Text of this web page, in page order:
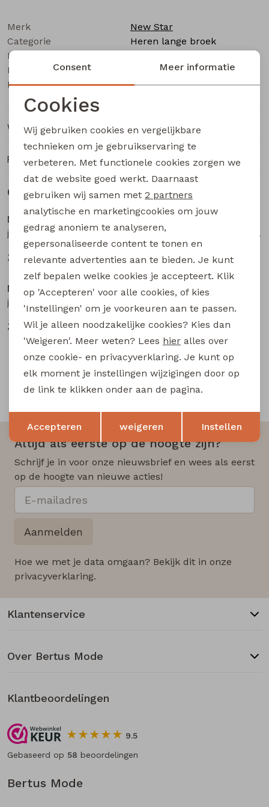
Bermuda's
Piraat broeken
Lange broeken
Merk
New Star
Categorie
Heren lange broek
Leverancierscode
Bestelcode
133000206
Kleur
Black denim
Winkelvoorraad
Ruilen en retourneren
Gerelateerde producten
New Star
j.ville blueblack L30 heren lange broek Black denim
39,99
j.ville blueblack L34 heren lange broek Black denim
39,99
New Star
39,99
New Star
39,99
Snelle en betrouwbare levering
Altijd als eerste op de hoogte zijn?
Schrijf je in voor onze nieuwsbrief en wees als eerst
op de hoogte van nieuwe acties!
Aanmelden
Hoe we met je data omgaan? Bekijk dit in onze
privacyverklaring.
Bertus Mode
Klantenservice
Over Bertus Mode
Klantbeoordelingen
9.5
Gebaseerd op 58 beoordelingen
Noodzakelijke cookies
Analytische cookies
Marketing cookies
Terug Opslaan
Consent Meer informatie
Cookies
Wij gebruiken cookies en vergelijkbare
technieken om je gebruikservaring te
verbeteren. Met functionele cookies zorgen we
dat de website goed werkt. Daarnaast
gebruiken wij samen met 2 partners
analytische en marketingcookies om jouw
gedrag anoniem te analyseren,
gepersonaliseerde content te tonen en
relevante advertenties aan te bieden. Je kunt
zelf bepalen welke cookies je accepteert. Klik
op 'Accepteren' voor alle cookies, of kies
'Instellingen' om je voorkeuren aan te passen.
Wil je alleen noodzakelijke cookies? Kies dan
'Weigeren'. Meer weten? Lees hier alles over
onze cookie- en privacyverklaring. Je kunt op
elk moment je instellingen wijzigingen door op
de link te klikken onder aan de pagina.
Accepteren weigeren Instellen